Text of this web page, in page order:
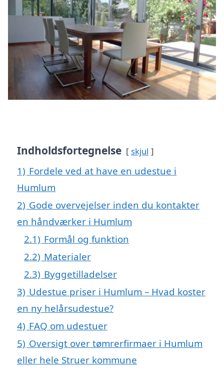
Indholdsfortegnelse skjul
1) Fordele ved at have en udestue i
Humlum
2) Gode overvejelser inden du kontakter
en håndværker i Humlum
2.1) Formål og funktion
2.2) Materialer
2.3) Byggetilladelser
3) Udestue priser i Humlum – Hvad koster
en ny helårsudestue?
4) FAQ om udestuer
5) Oversigt over tømrerfirmaer i Humlum
eller hele Struer kommune